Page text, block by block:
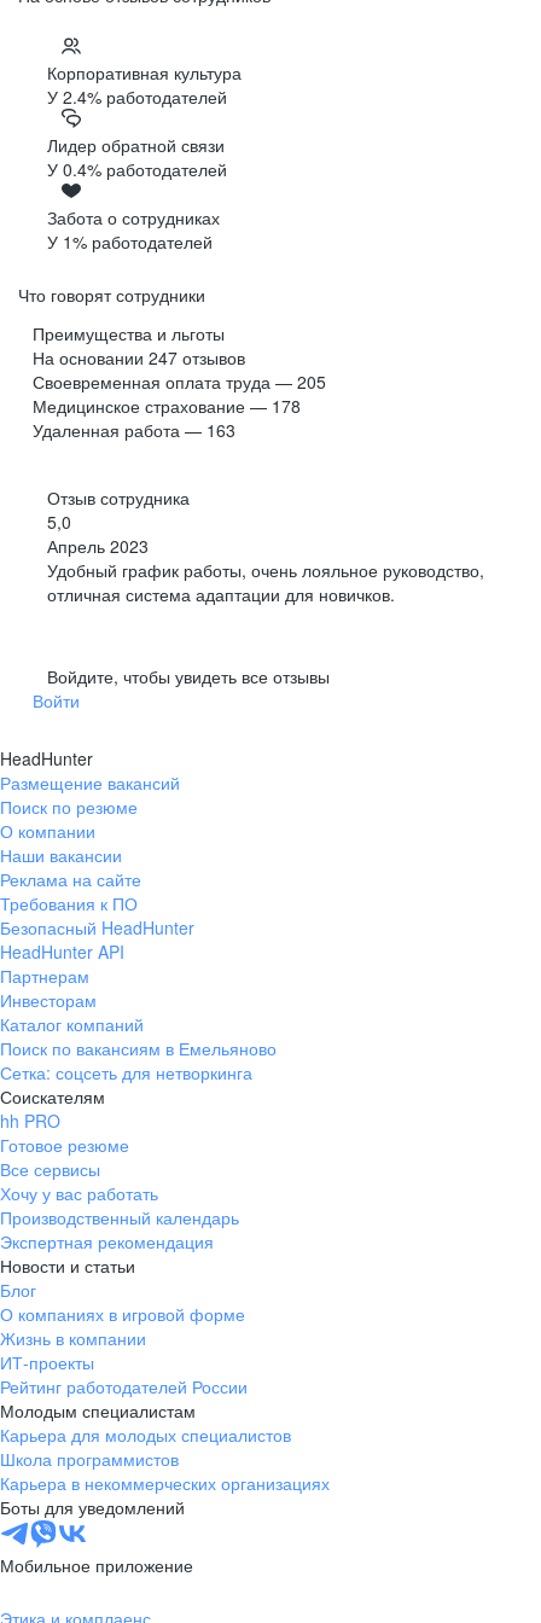
Корпоративная культура
У 2.4% работодателей
Лидер обратной связи
У 0.4% работодателей
Забота о сотрудниках
У 1% работодателей
Что говорят сотрудники
Преимущества и льготы
На основании 247 отзывов
Своевременная оплата труда — 205
Медицинское страхование — 178
Удаленная работа — 163
Отзыв сотрудника
5,0
Апрель 2023
Удобный график работы, очень лояльное руководство,
отличная система адаптации для новичков.
Войдите, чтобы увидеть все отзывы
Войти
HeadHunter
Размещение вакансий
Поиск по резюме
О компании
Наши вакансии
Реклама на сайте
Требования к ПО
Безопасный HeadHunter
HeadHunter API
Партнерам
Инвесторам
Каталог компаний
Поиск по вакансиям в Емельяново
Сетка: соцсеть для нетворкинга
Соискателям
hh PRO
Готовое резюме
Все сервисы
Хочу у вас работать
Производственный календарь
Экспертная рекомендация
Новости и статьи
Блог
О компаниях в игровой форме
Жизнь в компании
ИТ-проекты
Рейтинг работодателей России
Молодым специалистам
Карьера для молодых специалистов
Школа программистов
Карьера в некоммерческих организациях
Боты для уведомлений
Мобильное приложение